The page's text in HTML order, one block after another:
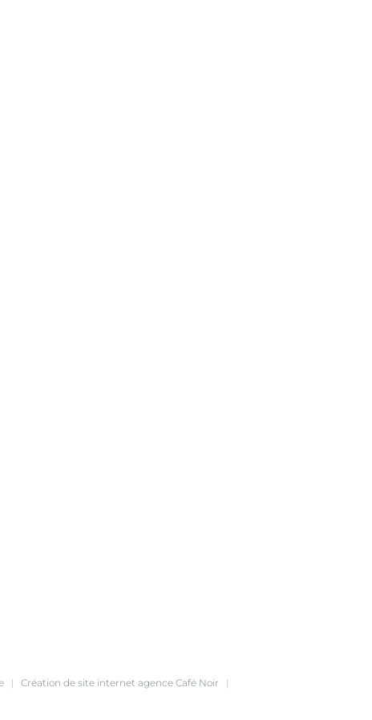
| Création de site internet agence Café Noir |